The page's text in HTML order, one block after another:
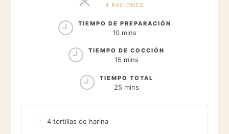
4 RACIONES
TIEMPO DE PREPARACIÓN
10 mins
TIEMPO DE COCCIÓN
15 mins
TIEMPO TOTAL
25 mins
4 tortillas de harina